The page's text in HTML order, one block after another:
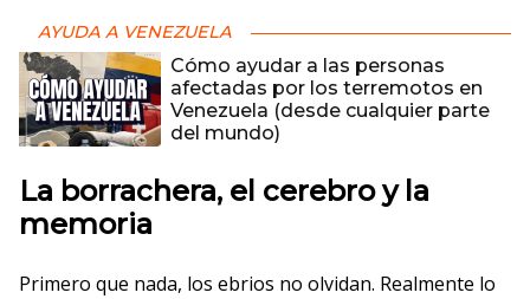
AYUDA A VENEZUELA
Cómo ayudar a las personas
afectadas por los terremotos en
Venezuela (desde cualquier parte
del mundo)
La borrachera, el cerebro y la
memoria
Primero que nada, los ebrios no olvidan. Realmente lo